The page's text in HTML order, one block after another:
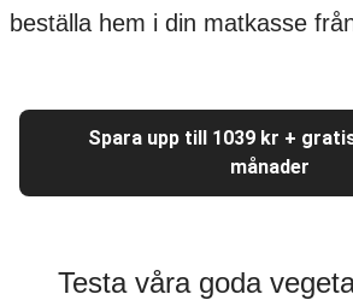
beställa hem i din matkasse
Spara upp till 1039 kr +
månader
Testa våra goda